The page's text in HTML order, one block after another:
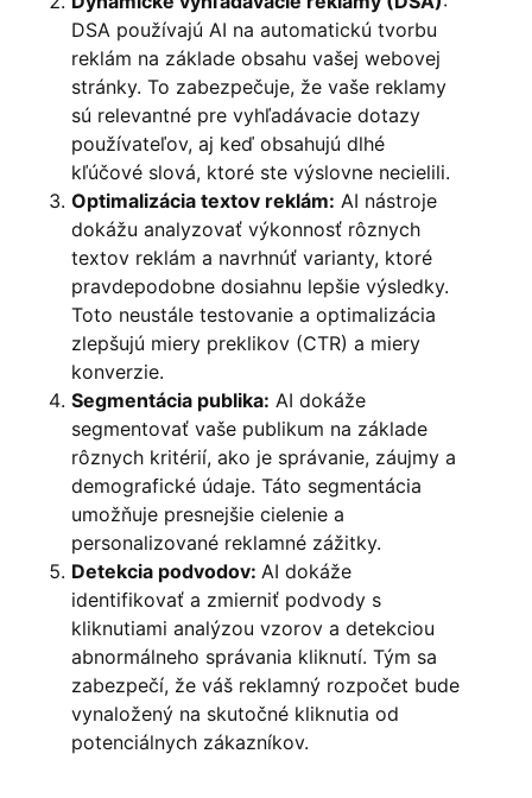
DSA používajú AI na automatickú tvorbu
reklám na základe obsahu vašej webovej
stránky. To zabezpečuje, že vaše reklamy
sú relevantné pre vyhľadávacie dotazy
používateľov, aj keď obsahujú dlhé
kľúčové slová, ktoré ste výslovne necielili.
Optimalizácia textov reklám: AI nástroje
dokážu analyzovať výkonnosť rôznych
textov reklám a navrhnúť varianty, ktoré
pravdepodobne dosiahnu lepšie výsledky.
Toto neustále testovanie a optimalizácia
zlepšujú miery preklikov (CTR) a miery
konverzie.
Segmentácia publika: AI dokáže
segmentovať vaše publikum na základe
rôznych kritérií, ako je správanie, záujmy a
demografické údaje. Táto segmentácia
umožňuje presnejšie cielenie a
personalizované reklamné zážitky.
Detekcia podvodov: AI dokáže
identifikovať a zmierniť podvody s
kliknutiami analýzou vzorov a detekciou
abnormálneho správania kliknutí. Tým sa
zabezpečí, že váš reklamný rozpočet bude
vynaložený na skutočné kliknutia od
potenciálnych zákazníkov.